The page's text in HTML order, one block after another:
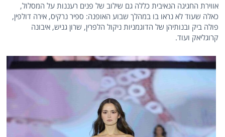
אווירת החגיגה הנאיבית כללה גם שילוב של פנים רעננות על המסלול,
כאלה שעוד לא נראו בו במהלך שבוע האופנה: ספיר נרקיס, אירה דולפין,
פולה ביק ובנותיהן של הדוגמניות ניקול הלפרין, שרון גניש, איבונה
קרוגליאק ועוד.